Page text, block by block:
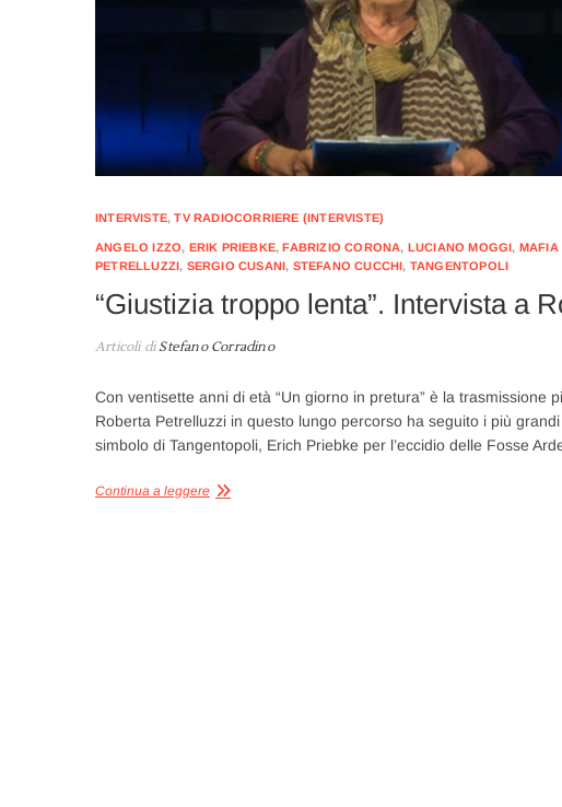
INTERVISTE,TV RADIOCORRIERE (INTERVISTE)
ANGELO IZZO, ERIK PRIEBKE,FABRIZIO CORONA, LUCIANO MOGGI, MAFIA
PETRELLUZZI, SERGIO CUSANI, STEFANO CUCCHI, TANGENTOPOLI
“Giustizia troppo lenta”. Intervista a
Articoli diStefano Corradino
Con ventisette anni di età “Un giorno in pretura” è la
Roberta Petrelluzzi in questo lungo percorso ha seguito i più
simbolo di Tangentopoli, Erich Priebke per l’eccidio delle Fosse
Continua a leggere